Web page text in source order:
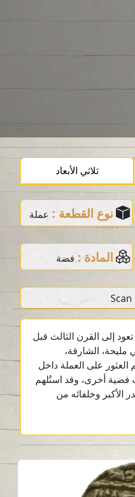
ثلاثي الأبعاد
نوع القطعة : عملة
المادة : فضة
إلى القرن الثالث قبل
الشارقة،
العثور على العملة داخل
408 عملات فضية أخرى، وقد استُلهم
وخلفائه من